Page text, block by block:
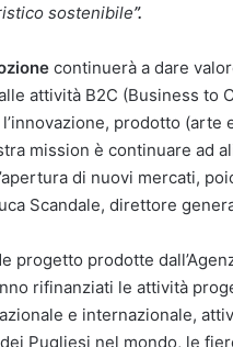
sostenibile”.
continuerà a dare
attività B2C (Business to
prodotto
mission è continuare ad
di nuovi mercati,
Scandale, direttore
progetto prodotte
rifinanziati le attività
e internazionale,
Pugliesi nel mondo, le